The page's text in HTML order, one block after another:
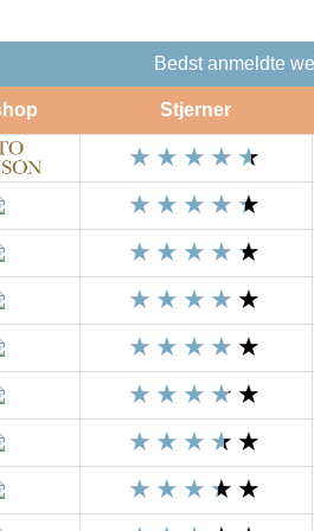
Bedst anmeldte
Stjerner